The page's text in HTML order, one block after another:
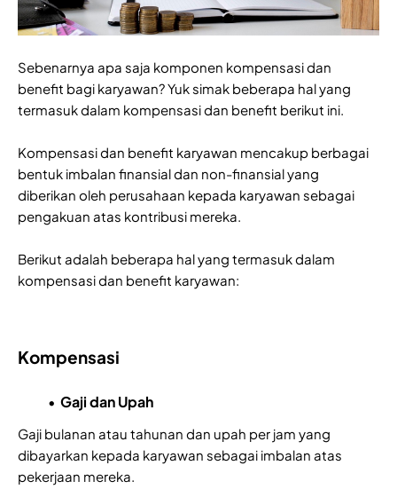
Sebenarnya apa saja komponen kompensasi dan
benefit bagi karyawan? Yuk simak beberapa hal yang
termasuk dalam kompensasi dan benefit berikut ini.
Kompensasi dan benefit karyawan mencakup berbagai
bentuk imbalan finansial dan non-finansial yang
diberikan oleh perusahaan kepada karyawan sebagai
pengakuan atas kontribusi mereka.
Berikut adalah beberapa hal yang termasuk dalam
kompensasi dan benefit karyawan:
Kompensasi
Gaji dan Upah
Gaji bulanan atau tahunan dan upah per jam yang
dibayarkan kepada karyawan sebagai imbalan atas
pekerjaan mereka.